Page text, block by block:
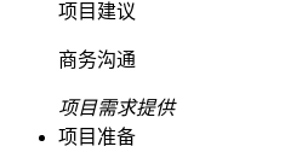
项目建议
商务沟通
项目需求提供
项目准备